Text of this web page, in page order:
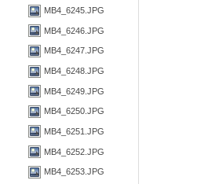
MB4_6245.JPG
MB4_6246.JPG
MB4_6247.JPG
MB4_6248.JPG
MB4_6249.JPG
MB4_6250.JPG
MB4_6251.JPG
MB4_6252.JPG
MB4_6253.JPG